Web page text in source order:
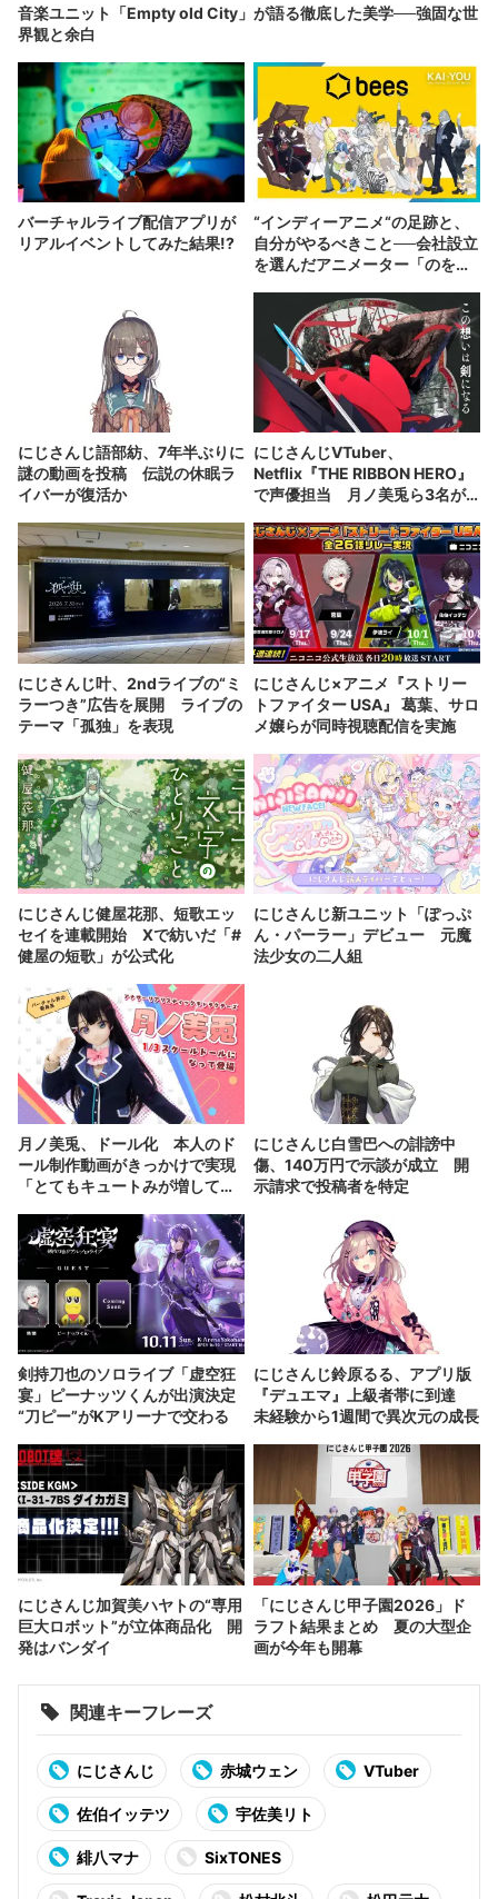
音楽ユニット「Empty old City」が語る徹底した美学──強固な世
界観と余白
バーチャルライブ配信アプリが
リアルイベントしてみた結果!?
“インディーアニメ“の足跡と、
自分がやるべきこと──会社設立
を選んだアニメーター「のを
にじさんじ語部紡、7年半ぶりに
謎の動画を投稿 伝説の休眠ラ
イバーが復活か
にじさんじVTuber、
Netflix『THE RIBBON HERO』
で声優担当 月ノ美兎ら3名が
にじさんじ叶、2ndライブの“ミ
ラーつき”広告を展開 ライブの
テーマ「孤独」を表現
にじさんじ×アニメ『ストリー
トファイター USA』 葛葉、サロ
メ嬢らが同時視聴配信を実施
にじさんじ健屋花那、短歌エッ
セイを連載開始 Xで紡いだ「#
健屋の短歌」が公式化
にじさんじ新ユニット「ぽっぷ
ん・パーラー」デビュー 元魔
法少女の二人組
月ノ美兎、ドール化 本人のド
ール制作動画がきっかけで実現
「とてもキュートみが増して
にじさんじ白雪巴への誹謗中
傷、140万円で示談が成立 開
示請求で投稿者を特定
剣持刀也のソロライブ「虚空狂
宴」ピーナッツくんが出演決定
“刀ピー”がKアリーナで交わる
にじさんじ鈴原るる、アプリ版
『デュエマ』上級者帯に到達
未経験から1週間で異次元の成長
にじさんじ加賀美ハヤトの“専用
巨大ロボット”が立体商品化 開
発はバンダイ
「にじさんじ甲子園2026」ド
ラフト結果まとめ 夏の大型企
画が今年も開幕
関連キーフレーズ
にじさんじ 赤城ウェン VTuber
佐伯イッテツ 宇佐美リト
緋八マナ SixTONES